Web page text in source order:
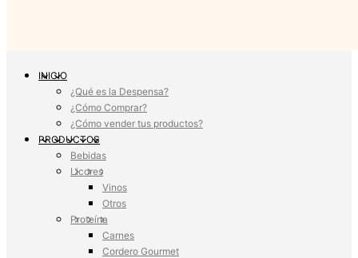
INICIO
¿Qué es la Despensa?
¿Cómo Comprar?
¿Cómo vender tus productos?
PRODUCTOS
Bebidas
Licores
Vinos
Otros
Proteína
Carnes
Cordero Gourmet